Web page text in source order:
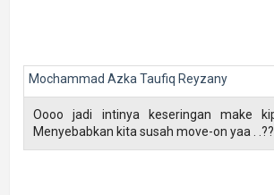
Mochammad Azka Taufiq Reyzany
Oooo jadi intinya keseringan make
Menyebabkan kita susah move-on yaa . .??